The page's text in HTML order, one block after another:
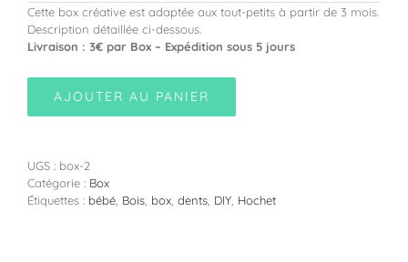
Cette box créative est adaptée aux tout-petits à partir de 3 mois.
Description détaillée ci-dessous.
Livraison : 3€ par Box – Expédition sous 5 jours
AJOUTER AU PANIER
UGS : box-2
Catégorie : Box
Étiquettes : bébé Bois box dents DIY Hochet